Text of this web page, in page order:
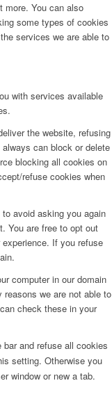
more. You can also
some types of cookies
services we are able to
with services available
the website, refusing
can block or delete
blocking all cookies on
refuse cookies when
avoid asking you again
You are free to opt out
If you refuse
computer in our domain
we are not able to
check these in your
and refuse all cookies
setting. Otherwise you
window or new a tab.